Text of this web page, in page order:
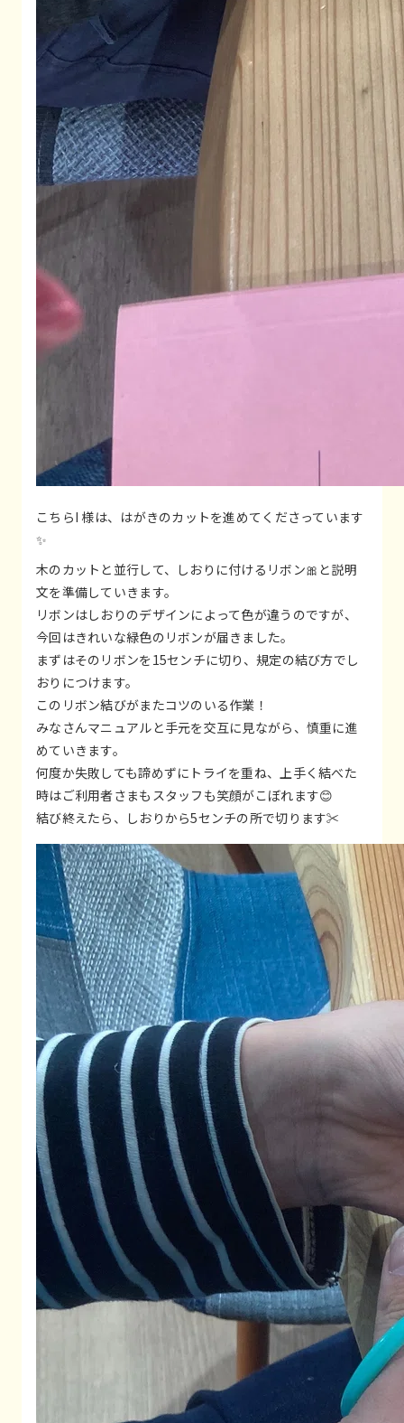
こちらI 様は、はがきのカットを進めてくださっています
✨
木のカットと並行して、しおりに付けるリボン🎀と説明
文を準備していきます。
リボンはしおりのデザインによって色が違うのですが、
今回はきれいな緑色のリボンが届きました。
まずはそのリボンを15センチに切り、規定の結び方でし
おりにつけます。
このリボン結びがまたコツのいる作業！
みなさんマニュアルと手元を交互に見ながら、慎重に進
めていきます。
何度か失敗しても諦めずにトライを重ね、上手く結べた
時はご利用者さまもスタッフも笑顔がこぼれます😊
結び終えたら、しおりから5センチの所で切ります✂️